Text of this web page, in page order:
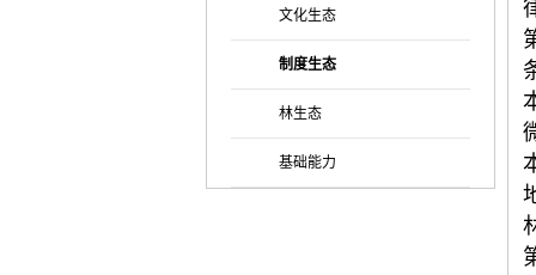
文化生态
制度生态
林生态
基础能力